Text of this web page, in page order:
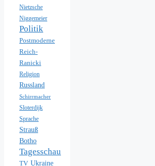
Nietzsche
Niggemeier
Politik
Postmoderne
Reich-
Ranicki
Religion
Russland
Schirrmacher
Sloterdijk
Sprache
Strauß
Botho
Tagesschau
TV Ukraine